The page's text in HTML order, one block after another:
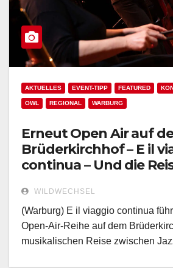
AKTUELLES EVENT-TIPP FEATURED
OWL REGIONAL WARBURG
Erneut Open Air auf
Brüderkirchhof – E il
continua – Und die
WILDWECHSEL
(Warburg) E il viaggio continua
Open-Air-Reihe auf dem
musikalischen Reise zwischen